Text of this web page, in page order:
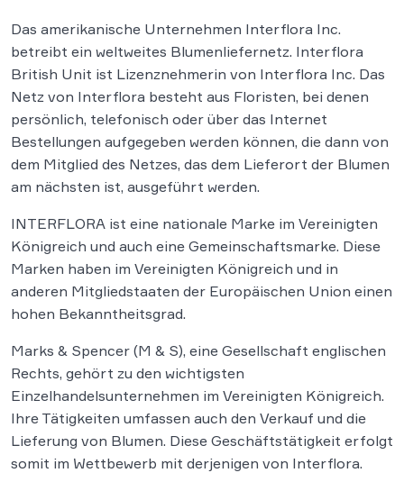
Das amerikanische Unternehmen Interflora Inc.
betreibt ein weltweites Blumenliefernetz. Interflora
British Unit ist Lizenznehmerin von Interflora Inc. Das
Netz von Interflora besteht aus Floristen, bei denen
persönlich, telefonisch oder über das Internet
Bestellungen aufgegeben werden können, die dann von
dem Mitglied des Netzes, das dem Lieferort der Blumen
am nächsten ist, ausgeführt werden.
INTERFLORA ist eine nationale Marke im Vereinigten
Königreich und auch eine Gemeinschaftsmarke. Diese
Marken haben im Vereinigten Königreich und in
anderen Mitgliedstaaten der Europäischen Union einen
hohen Bekanntheitsgrad.
Marks & Spencer (M & S), eine Gesellschaft englischen
Rechts, gehört zu den wichtigsten
Einzelhandelsunternehmen im Vereinigten Königreich.
Ihre Tätigkeiten umfassen auch den Verkauf und die
Lieferung von Blumen. Diese Geschäftstätigkeit erfolgt
somit im Wettbewerb mit derjenigen von Interflora.